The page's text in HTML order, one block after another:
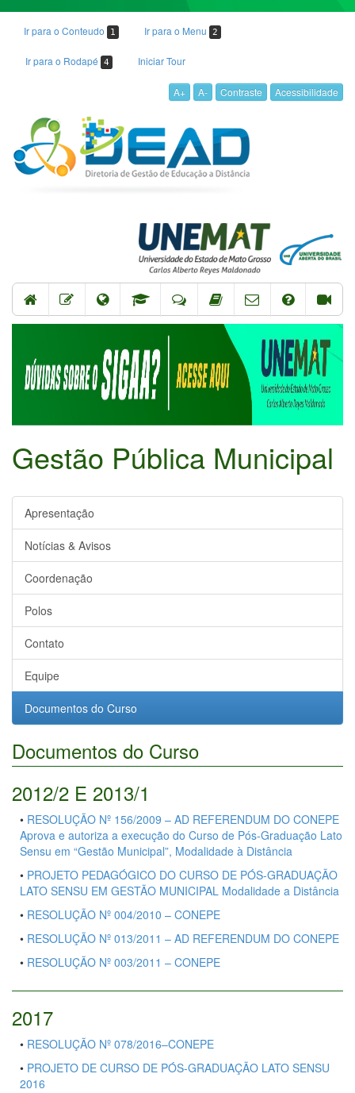
Ir para o Conteudo 1 Ir para o Menu 2
Ir para o Rodapé 4 Iniciar Tour
A+ A- Contraste Acessibilidade
Gestão Pública Municipal
Apresentação
Notícias & Avisos
Coordenação
Polos
Contato
Equipe
Documentos do Curso
Documentos do Curso
2012/2 E 2013/1
• RESOLUÇÃO Nº 156/2009 – AD REFERENDUM DO CONEPE
Aprova e autoriza a execução do Curso de Pós-Graduação Lato
Sensu em “Gestão Municipal”, Modalidade à Distância
• PROJETO PEDAGÓGICO DO CURSO DE PÓS-GRADUAÇÃO
LATO SENSU EM GESTÃO MUNICIPAL Modalidade a Distância
• RESOLUÇÃO Nº 004/2010 – CONEPE
• RESOLUÇÃO Nº 013/2011 – AD REFERENDUM DO CONEPE
• RESOLUÇÃO Nº 003/2011 – CONEPE
2017
• RESOLUÇÃO Nº 078/2016–CONEPE
• PROJETO DE CURSO DE PÓS-GRADUAÇÃO LATO SENSU
2016